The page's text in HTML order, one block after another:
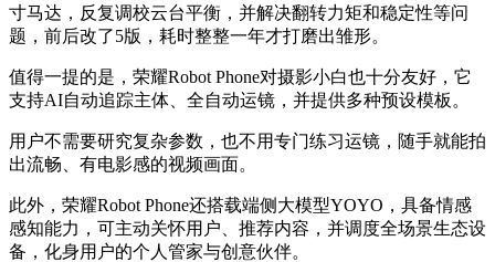
寸马达，反复调校云台平衡，并解决翻转力矩和稳定性等问
题，前后改了5版，耗时整整一年才打磨出雏形。
值得一提的是，荣耀Robot Phone对摄影小白也十分友好，它
支持AI自动追踪主体、全自动运镜，并提供多种预设模板。
用户不需要研究复杂参数，也不用专门练习运镜，随手就能拍
出流畅、有电影感的视频画面。
此外，荣耀Robot Phone还搭载端侧大模型YOYO，具备情感
感知能力，可主动关怀用户、推荐内容，并调度全场景生态设
备，化身用户的个人管家与创意伙伴。